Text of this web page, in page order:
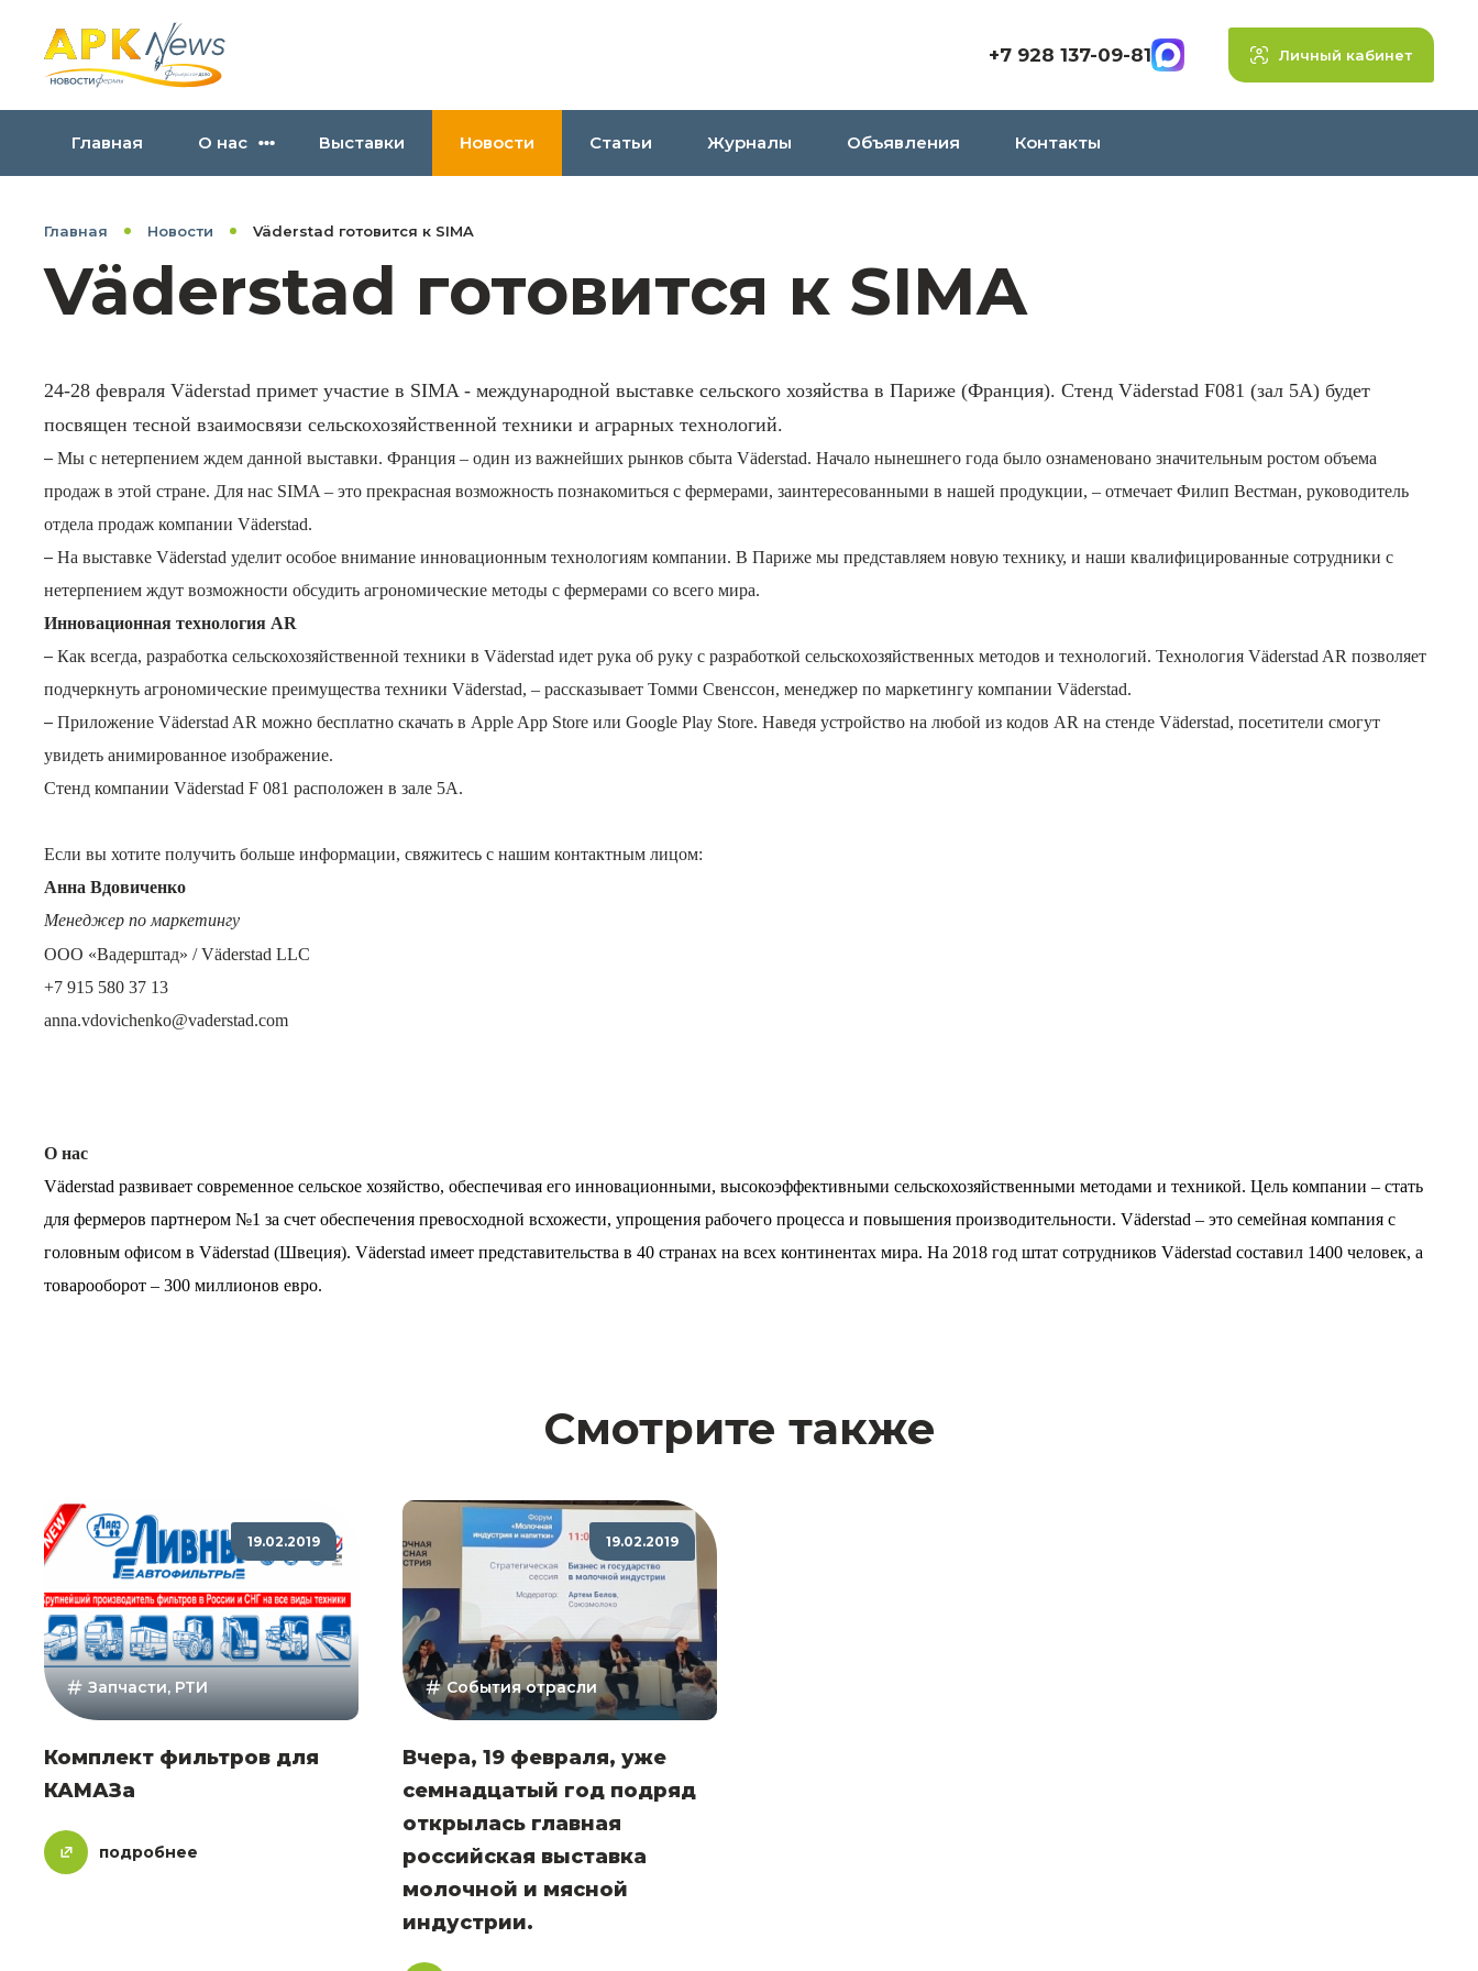
+7 928 137-09-81 Личный кабинет
Главная О нас Выставки Новости Статьи Журналы Объявления Контакты
Главная Новости Väderstad готовится к SIMA
Väderstad готовится к SIMA
24-28 февраля Väderstad примет участие в SIMA - международной выставке сельского хозяйства в Париже (Франция). Стенд Väderstad F081 (зал 5А) будет
посвящен тесной взаимосвязи сельскохозяйственной техники и аграрных технологий.
– Мы с нетерпением ждем данной выставки. Франция – один из важнейших рынков сбыта Väderstad. Начало нынешнего года было ознаменовано значительным ростом объема
продаж в этой стране. Для нас SIMA – это прекрасная возможность познакомиться с фермерами, заинтересованными в нашей продукции, – отмечает Филип Вестман, руководитель
отдела продаж компании Väderstad.
– На выставке Väderstad уделит особое внимание инновационным технологиям компании. В Париже мы представляем новую технику, и наши квалифицированные сотрудники с
нетерпением ждут возможности обсудить агрономические методы с фермерами со всего мира.
Инновационная технология AR
– Как всегда, разработка сельскохозяйственной техники в Väderstad идет рука об руку с разработкой сельскохозяйственных методов и технологий. Технология Väderstad AR позволяет
подчеркнуть агрономические преимущества техники Väderstad, – рассказывает Томми Свенссон, менеджер по маркетингу компании Väderstad.
– Приложение Väderstad AR можно бесплатно скачать в Apple App Store или Google Play Store. Наведя устройство на любой из кодов AR на стенде Väderstad, посетители смогут
увидеть анимированное изображение.
Стенд компании Väderstad F 081 расположен в зале 5А.
Если вы хотите получить больше информации, свяжитесь с нашим контактным лицом:
Анна Вдовиченко
Менеджер по маркетингу
ООО «Вадерштад» / Väderstad LLC
+7 915 580 37 13
anna.vdovichenko@vaderstad.com
О нас
Väderstad развивает современное сельское хозяйство, обеспечивая его инновационными, высокоэффективными сельскохозяйственными методами и техникой. Цель компании – стать
для фермеров партнером №1 за счет обеспечения превосходной всхожести, упрощения рабочего процесса и повышения производительности. Väderstad – это семейная компания с
головным офисом в Väderstad (Швеция). Väderstad имеет представительства в 40 странах на всех континентах мира. На 2018 год штат сотрудников Väderstad составил 1400 человек, а
товарооборот – 300 миллионов евро.
Смотрите также
19.02.2019
Запчасти, РТИ
Комплект фильтров для
КАМАЗа
подробнее
19.02.2019
События отрасли
Вчера, 19 февраля, уже
семнадцатый год подряд
открылась главная
российская выставка
молочной и мясной
индустрии.